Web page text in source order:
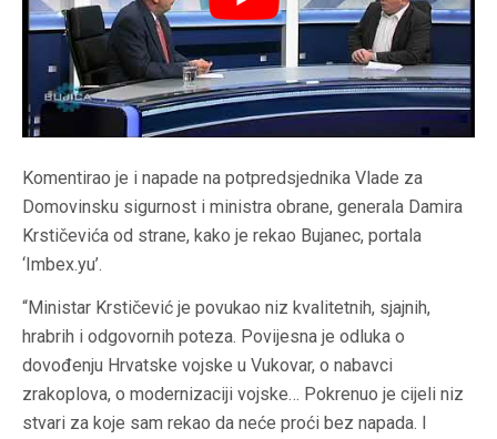
Komentirao je i napade na potpredsjednika Vlade za
Domovinsku sigurnost i ministra obrane, generala Damira
Krstičevića od strane, kako je rekao Bujanec, portala
‘Imbex.yu’.
“Ministar Krstičević je povukao niz kvalitetnih, sjajnih,
hrabrih i odgovornih poteza. Povijesna je odluka o
dovođenju Hrvatske vojske u Vukovar, o nabavci
zrakoplova, o modernizaciji vojske… Pokrenuo je cijeli niz
stvari za koje sam rekao da neće proći bez napada. I